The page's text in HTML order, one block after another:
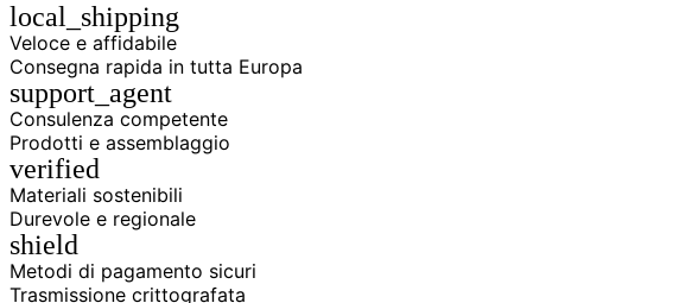
local_shipping
Veloce e affidabile
Consegna rapida in tutta Europa
support_agent
Consulenza competente
Prodotti e assemblaggio
verified
Materiali sostenibili
Durevole e regionale
shield
Metodi di pagamento sicuri
Trasmissione crittografata